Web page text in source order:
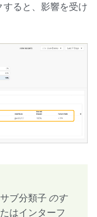
すると、影響を受け
ブ分類子 のす
はインターフ